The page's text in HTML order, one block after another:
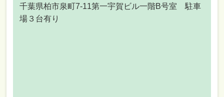
千葉県柏市泉町7-11第一宇賀ビル一階B号室 駐車
場３台有り